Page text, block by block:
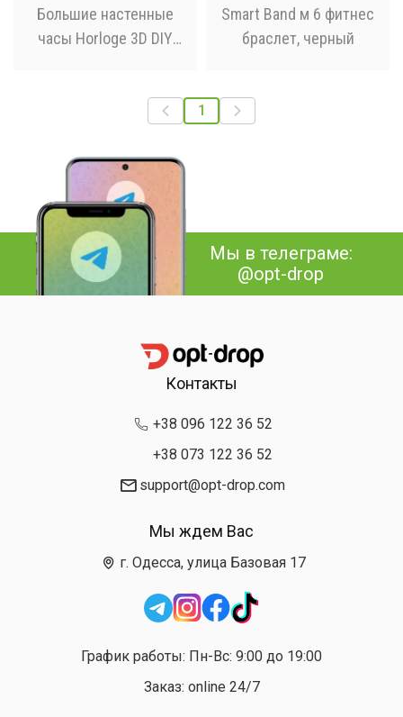
Большие настенные
часы Horloge 3D DIY
Smart Band м 6 фитнес
браслет, черный
1
Мы в телеграме:
@opt-drop
Контакты
+38 096 122 36 52
+38 073 122 36 52
support@opt-drop.com
Мы ждем Вас
г. Одесса, улица Базовая 17
График работы: Пн-Вс: 9:00 до 19:00
Заказ: online 24/7